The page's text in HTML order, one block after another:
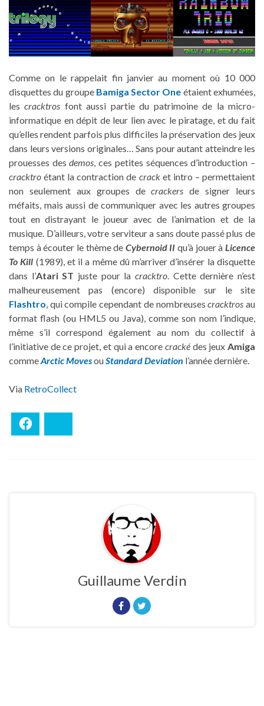
Comme on le rappelait fin janvier au moment où 10 000
disquettes du groupe Bamiga Sector One étaient exhumées,
lescracktros font aussi partie du patrimoine de la micro-
informatique en dépit de leur lien avec le piratage, et du fait
qu’elles rendent parfois plus difficiles la préservation des jeux
dans leurs versions originales… Sans pour autant atteindre les
prouesses desdemos , ces petites séquences d’introduction –
cracktro étant la contraction de cracket intro – permettaient
non seulement aux groupes decrackers de signer leurs
méfaits, mais aussi de communiquer avec les autres groupes
tout en distrayant le joueur avec de l’animation et de la
musique. D’ailleurs, votre serviteur a sans doute passé plus de
temps à écouter le thème de Cybernoid II qu’à jouer à Licence
To Kill (1989), et il a même dû m’arriver d’insérer la disquette
dans l’Atari ST juste pour lacracktro . Cette dernière n’est
malheureusement pas (encore) disponible sur le site
Flashtro , qui compile cependant de nombreusescracktros au
format flash (ou HML5 ou Java), comme son nom l’indique,
même s’il correspond également au nom du collectif à
l’initiative de ce projet, et qui a encore crackédes jeux Amiga
commeArctic MovesouStandard Deviation l’année dernière.
Via RetroCollect
Guillaume Verdin